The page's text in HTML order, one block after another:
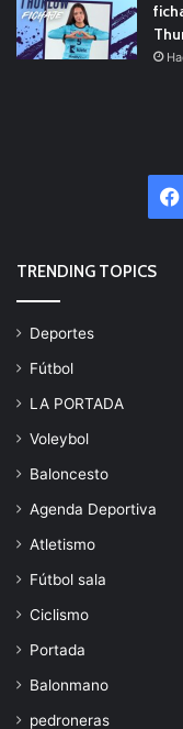
TRENDING TOPICS
Deportes
Fútbol
LA PORTADA
Voleybol
Baloncesto
Agenda Deportiva
Atletismo
Fútbol sala
Ciclismo
Portada
Balonmano
pedroneras